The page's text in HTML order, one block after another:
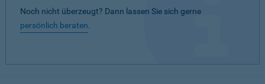
Noch nicht überzeugt? Dann lassen Sie sich gerne
persönlich beraten.